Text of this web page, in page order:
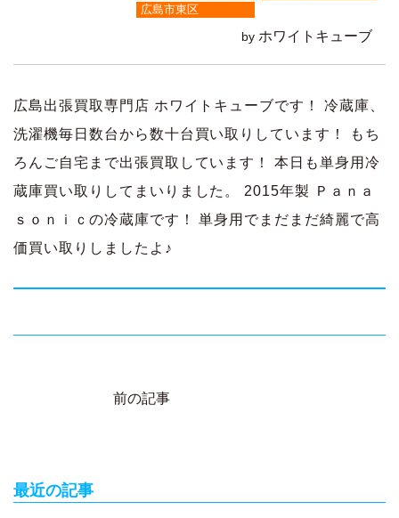
広島市東区
by ホワイトキューブ
広島出張買取専門店 ホワイトキューブです！ 冷蔵庫、
洗濯機毎日数台から数十台買い取りしています！ もち
ろんご自宅まで出張買取しています！ 本日も単身用冷
蔵庫買い取りしてまいりました。 2015年製 Ｐａｎａ
ｓｏｎｉｃの冷蔵庫です！ 単身用でまだまだ綺麗で高
価買い取りしましたよ♪
ビ
ゲ
前の記事
最近の記事